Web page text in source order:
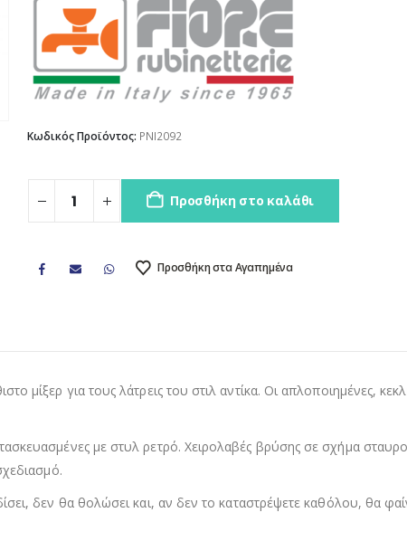
Κωδικός Προϊόντος: PNI2092
Προσθήκη στο καλάθι
Προσθήκη στα Αγαπημένα
για τους λάτρεις του στιλ αντίκα. Οι απλοποιημένες,
με στυλ ρετρό. Χειρολαβές βρύσης σε σχήμα
δεν θα θολώσει και, αν δεν το καταστρέψετε καθόλου, θα